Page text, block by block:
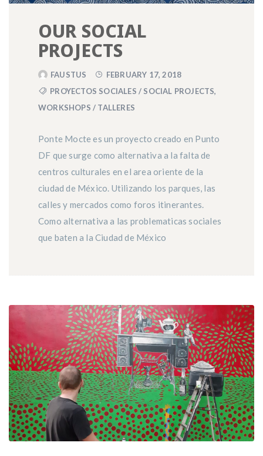
OUR SOCIAL
PROJECTS
FAUSTUS
FEBRUARY 17, 2018
PROYECTOS SOCIALES / SOCIAL PROJECTS,
WORKSHOPS / TALLERES
Ponte Mocte es un proyecto creado en Punto
DF que surge como alternativa a la falta de
centros culturales en el area oriente de la
ciudad de México. Utilizando los parques, las
calles y mercados como foros itinerantes.
Como alternativa a las problematicas sociales
que baten a la Ciudad de México